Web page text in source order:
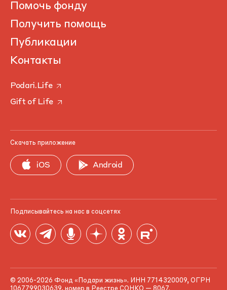
Помочь фонду
Получить помощь
Публикации
Контакты
Podari.Life
Gift of Life
Скачать приложение
iOS Android
Подписывайтесь на нас в соцсетях
© 2006-2026 Фонд «Подари жизнь». ИНН 7714320009, ОГРН